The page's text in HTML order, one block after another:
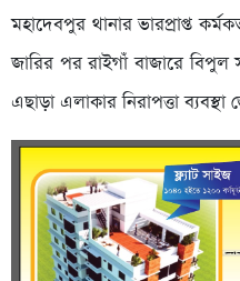
মহাদেবপুর থানার ভারপ্রাপ্ত
জারির পর রাইগাঁ বাজারে
এছাড়া এলাকার নিরাপত্তা